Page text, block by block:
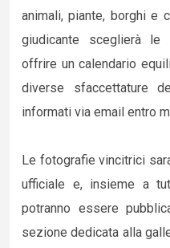
animali, piante, borghi e
giudicante sceglierà le
offrire un calendario
diverse sfaccettature
informati via email entro
Le fotografie vincitrici
ufficiale e, insieme a
potranno essere
sezione dedicata alla